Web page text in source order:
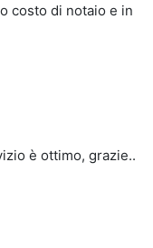
costo di notaio e in
è ottimo, grazie..